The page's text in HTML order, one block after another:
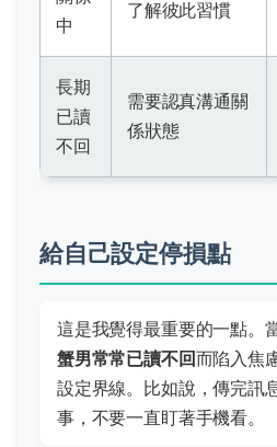
中
了解彼此習慣
長期
已讀
不回
需要認真溝通關
係狀態
給自己設定停損點
這是我覺得最重要的一點。
蟹男常常已讀不回而陷入焦
設定界線。比如說，傳完訊
事，不要一直盯著手機看。